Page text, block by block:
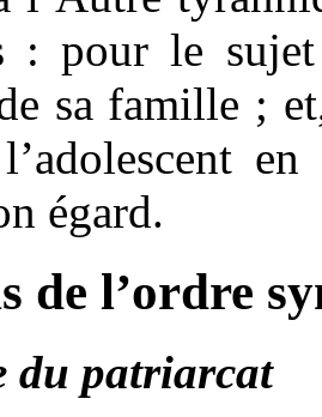
: pour le
sa famille ;
égard.
de l’ordre
du patriarcat